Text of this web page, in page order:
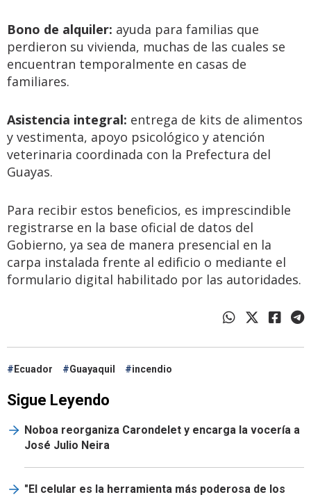
Bono de alquiler: ayuda para familias que
perdieron su vivienda, muchas de las cuales se
encuentran temporalmente en casas de
familiares.
Asistencia integral: entrega de kits de alimentos
y vestimenta, apoyo psicológico y atención
veterinaria coordinada con la Prefectura del
Guayas.
Para recibir estos beneficios, es imprescindible
registrarse en la base oficial de datos del
Gobierno, ya sea de manera presencial en la
carpa instalada frente al edificio o mediante el
formulario digital habilitado por las autoridades.
Ecuador Guayaquil incendio
Sigue Leyendo
Noboa reorganiza Carondelet y encarga la vocería a
José Julio Neira
"El celular es la herramienta más poderosa de los